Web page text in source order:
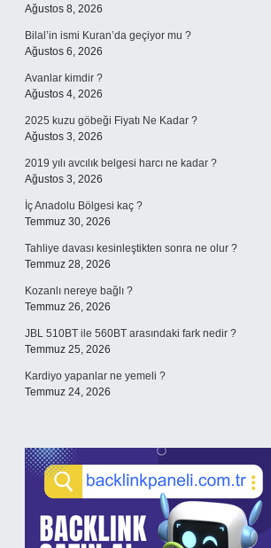
Ağustos 8, 2026
Bilal’in ismi Kuran’da geçiyor mu ?
Ağustos 6, 2026
Avanlar kimdir ?
Ağustos 4, 2026
2025 kuzu göbeği Fiyatı Ne Kadar ?
Ağustos 3, 2026
2019 yılı avcılık belgesi harcı ne kadar ?
Ağustos 3, 2026
İç Anadolu Bölgesi kaç ?
Temmuz 30, 2026
Tahliye davası kesinleştikten sonra ne olur ?
Temmuz 28, 2026
Kozanlı nereye bağlı ?
Temmuz 26, 2026
JBL 510BT ile 560BT arasındaki fark nedir ?
Temmuz 25, 2026
Kardiyo yapanlar ne yemeli ?
Temmuz 24, 2026